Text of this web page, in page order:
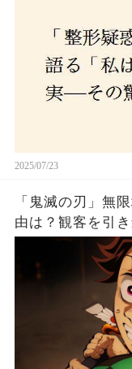
2025/07/23
「鬼滅の刃」無
由は？観客を引